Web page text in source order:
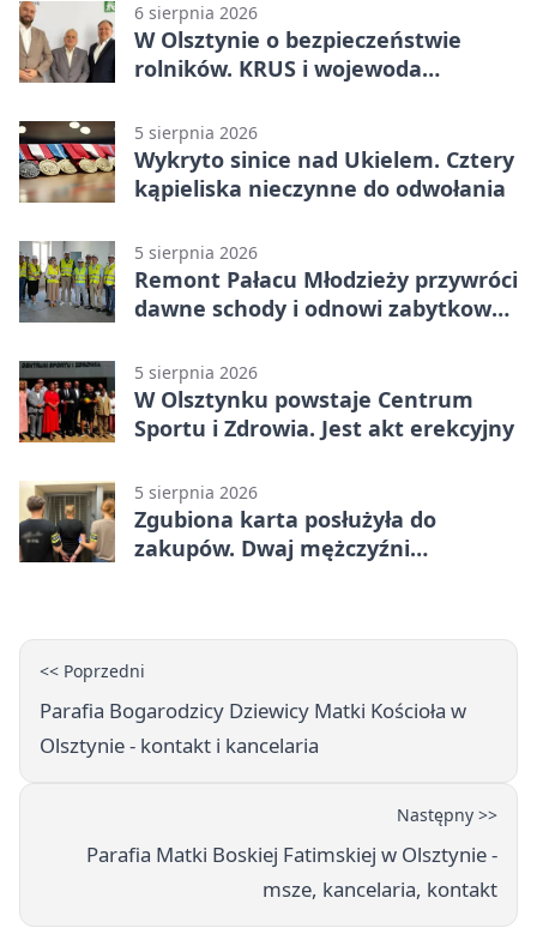
6 sierpnia 2026
W Olsztynie o bezpieczeństwie
rolników. KRUS i wojewoda
5 sierpnia 2026
Wykryto sinice nad Ukielem. Cztery
kąpieliska nieczynne do odwołania
5 sierpnia 2026
Remont Pałacu Młodzieży przywróci
dawne schody i odnowi zabytkowy
5 sierpnia 2026
W Olsztynku powstaje Centrum
Sportu i Zdrowia. Jest akt erekcyjny
5 sierpnia 2026
Zgubiona karta posłużyła do
zakupów. Dwaj mężczyźni
<< Poprzedni
Parafia Bogarodzicy Dziewicy Matki Kościoła w
Olsztynie - kontakt i kancelaria
Następny >>
Parafia Matki Boskiej Fatimskiej w Olsztynie -
msze, kancelaria, kontakt